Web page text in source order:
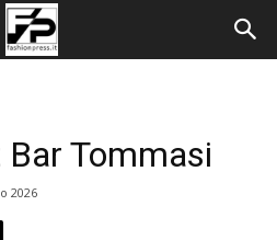
Tommasi
2026